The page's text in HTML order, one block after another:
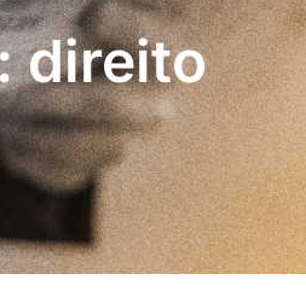
direito